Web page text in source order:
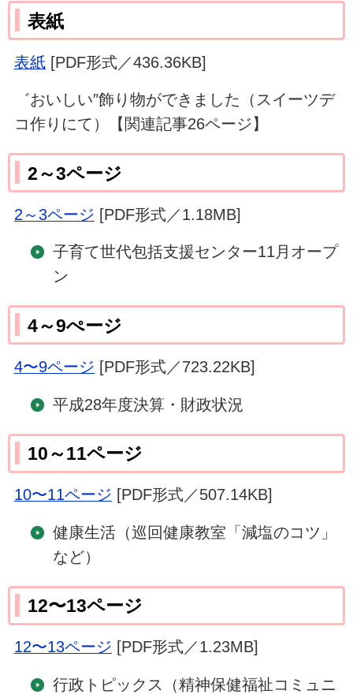
表紙
表紙[PDF形式／436.36KB]
゛おいしい″飾り物ができました（スイーツデ
コ作りにて）【関連記事26ページ】
2～3ページ
2～3ページ [PDF形式／1.18MB]
子育て世代包括支援センター11月オープ
ン
4～9ぺージ
4〜9ページ [PDF形式／723.22KB]
平成28年度決算・財政状況
10～11ページ
10〜11ページ [PDF形式／507.14KB]
健康生活（巡回健康教室「減塩のコツ」
など）
12〜13ページ
12〜13ページ [PDF形式／1.23MB]
行政トピックス（精神保健福祉コミュニ